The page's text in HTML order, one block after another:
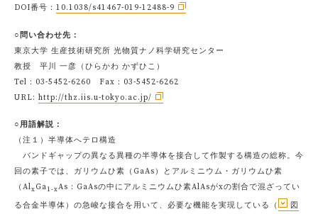
DOI番号： 10.1038/s41467-019-12488-9
○問い合わせ先：
東京大学 生産技術研究所 光物質ナノ科学研究センター
教授 平川 一彦（ひらかわ かずひこ）
Tel：03-5452-6260 Fax：03-5452-6262
URL: http://thz.iis.u-tokyo.ac.jp/
○用語解説：
（注１）半導体へテロ構造
バンドギャップの異なる異種の半導体を接合して作製する構造の総称。今
回の素子では、ガリウムひ素（GaAs）とアルミニウム・ガリウムひ素
（AlxGa1-xAs：GaAsの中にアルミニウムひ素AlAsがxの割合で混ざってい
る合金半導体）の急峻な接合を用いて、必要な機能を実現している（
図